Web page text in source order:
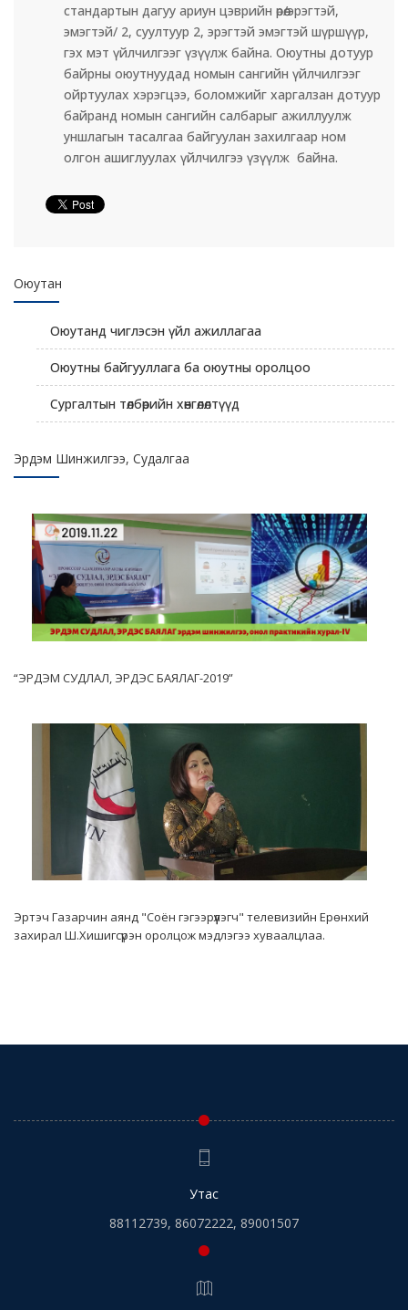
стандартын дагуу ариун цэврийн өрөө/эрэгтэй,
эмэгтэй/ 2, суултуур 2, эрэгтэй эмэгтэй шүршүүр,
гэх мэт үйлчилгээг үзүүлж байна. Оюутны дотуур
байрны оюутнуудад номын сангийн үйлчилгээг
ойртуулах хэрэгцээ, боломжийг харгалзан дотуур
байранд номын сангийн салбарыг ажиллуулж
уншлагын тасалгаа байгуулан захилгаар ном
олгон ашиглуулах үйлчилгээ үзүүлж байна.
Оюутан
Оюутанд чиглэсэн үйл ажиллагаа
Оюутны байгууллага ба оюутны оролцоо
Сургалтын төлбөрийн хөнгөлөлтүүд
Эрдэм Шинжилгээ, Судалгаа
“ЭРДЭМ СУДЛАЛ, ЭРДЭС БАЯЛАГ-2019”
Эртэч Газарчин аянд "Соён гэгээрүүлэгч" телевизийн Ерөнхий
захирал Ш.Хишигсүрэн оролцож мэдлэгээ хуваалцлаа.
Утас
88112739, 86072222, 89001507